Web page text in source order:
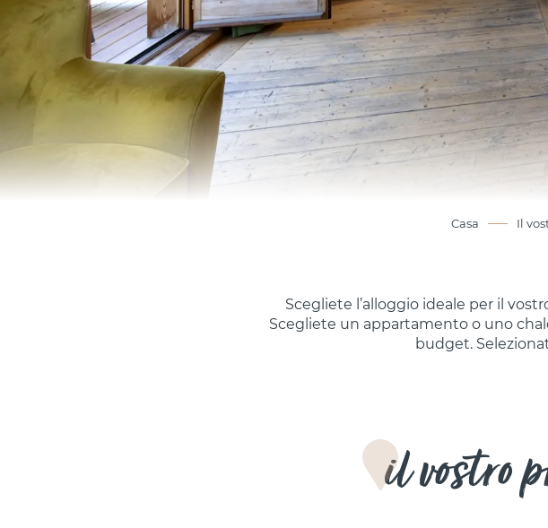
Casa Il
Scegliete l’alloggio ideale per il
Scegliete un appartamento o uno
budget.
il vostro